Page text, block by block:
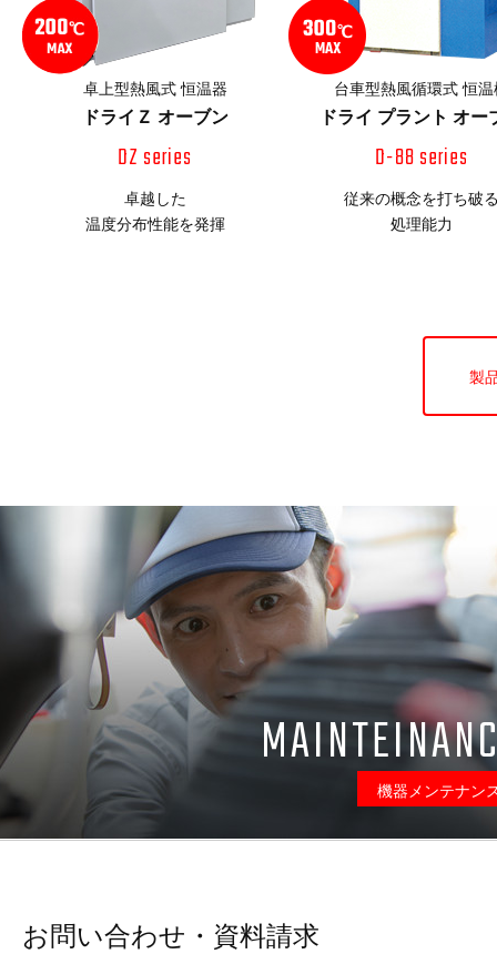
卓上型熱風式 恒温器
ドライＺ オーブン
DZ series
卓越した
温度分布性能を発揮
台車型熱風循環式 恒
ドライ プラント オー
D-88 series
従来の概念を打ち破
処理能力
製
機器メンテナン
お問い合わせ・資料請求